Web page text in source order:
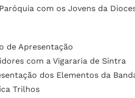
com os Jovens da
de Apresentação
com a Vigararia de Sintra
dos Elementos da
Trilhos